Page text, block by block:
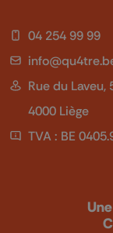
04 254 99 99
Rue du Laveu,
4000 Liège
TVA : BE